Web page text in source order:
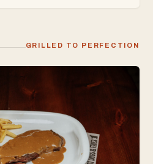
GRILLED TO PERFECTION